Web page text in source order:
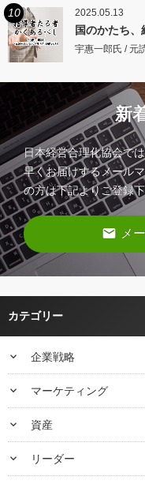
10 2025.05.13
国のかたち
宇惠一郎氏 / 元
新
日本経営合理化協会で
早くお届けするメール
の方は下記よりご登録下
email メ
カテゴリー
keyboard_arrow_down 企業戦略
keyboard_arrow_down マーケティング
keyboard_arrow_down 資産
keyboard_arrow_down リーダー